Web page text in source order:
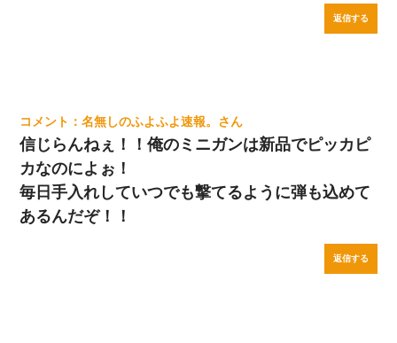
返信する
名無しのふよふよ速報。
信じらんねぇ！！俺のミニガンは新品でピッカピ
カなのによぉ！
毎日手入れしていつでも撃てるように弾も込めて
あるんだぞ！！
返信する